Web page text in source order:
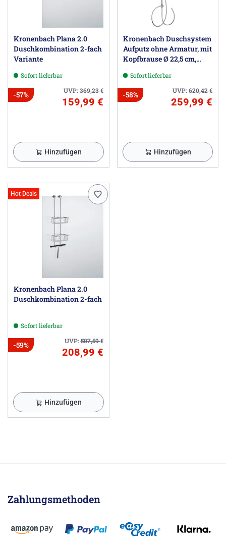
Kronenbach Plana 2.0
Duschkombination 2-fach
Variante
Sofort lieferbar
UVP:369,23€
-57%
159,99 €
Hinzufügen
Kronenbach Duschsystem
Aufputz ohne Armatur, mit
Kopfbrause Ø 22,5 cm,
Sofort lieferbar
UVP:620,42€
-58%
259,99 €
Hinzufügen
Hot Deals
Kronenbach Plana 2.0
Duschkombination 2-fach
Sofort lieferbar
UVP:507,59€
-59%
208,99 €
Hinzufügen
Zahlungsmethoden